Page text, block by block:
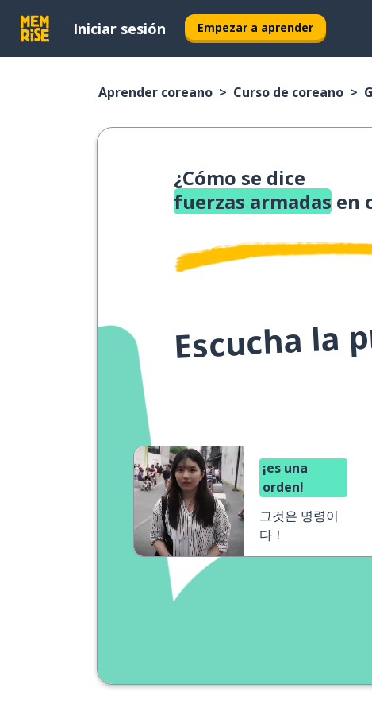
Iniciar sesión Empezar a aprender
Aprender coreano Curso de coreano
¿Cómo se dice
fuerzas armadas en
Escucha la
¡es una
orden!
그것은 명령이
다！